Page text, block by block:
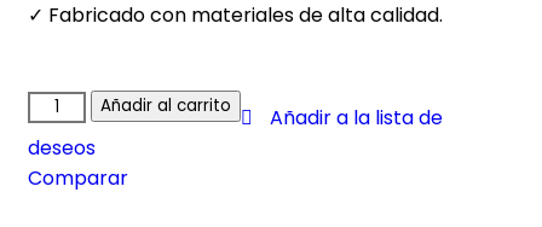
✓ Fabricado con materiales de alta calidad.
Añadir al carrito
Añadir a la lista de
deseos
Comparar